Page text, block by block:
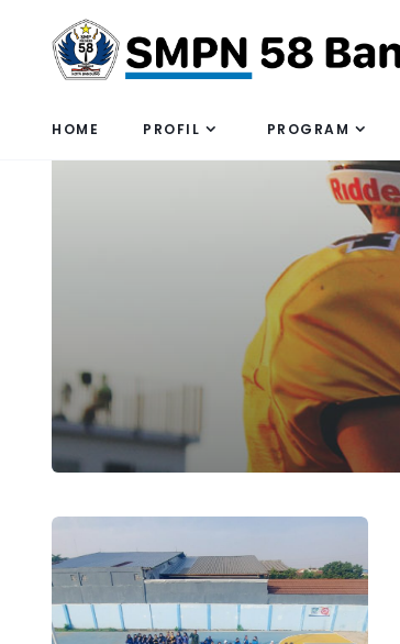
HOME PROFIL PROGRAM